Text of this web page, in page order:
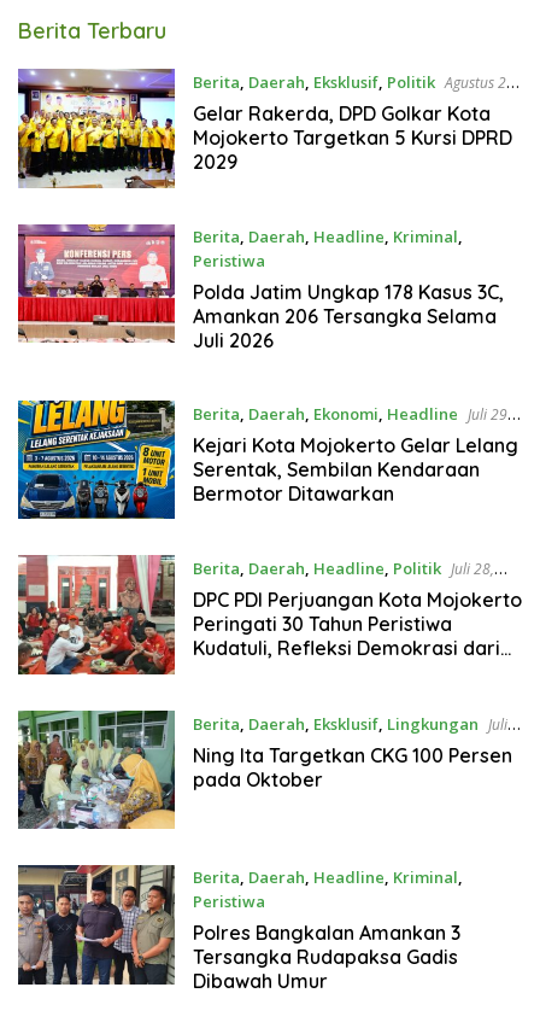
Tagarterkini
Berita Terbaru
Berita, Daerah, Eksklusif, Politik Agustus 2,
2026
Gelar Rakerda, DPD Golkar Kota
Mojokerto Targetkan 5 Kursi DPRD
2029
Berita, Daerah, Headline, Kriminal,
Peristiwa
Agustus 1, 2026
Polda Jatim Ungkap 178 Kasus 3C,
Amankan 206 Tersangka Selama
Juli 2026
Berita, Daerah, Ekonomi, Headline Juli 29,
2026
Kejari Kota Mojokerto Gelar Lelang
Serentak, Sembilan Kendaraan
Bermotor Ditawarkan
Berita, Daerah, Headline, Politik Juli 28,
2026
DPC PDI Perjuangan Kota Mojokerto
Peringati 30 Tahun Peristiwa
Kudatuli, Refleksi Demokrasi dari
Berita, Daerah, Eksklusif, Lingkungan Juli
23, 2026
Ning Ita Targetkan CKG 100 Persen
pada Oktober
Berita, Daerah, Headline, Kriminal,
Peristiwa
Juli 21, 2026
Polres Bangkalan Amankan 3
Tersangka Rudapaksa Gadis
Dibawah Umur